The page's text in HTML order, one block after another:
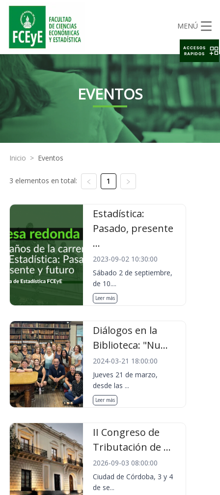
MENÚ
EVENTOS
Inicio > Eventos
3 elementos en total: 1
Estadística:
Pasado, presente
...
2023-09-02 10:30:00
Sábado 2 de septiembre,
de 10....
Leer más
Diálogos en la
Biblioteca: "Nu...
2024-03-21 18:00:00
Jueves 21 de marzo,
desde las ...
Leer más
II Congreso de
Tributación de ...
2026-09-03 08:00:00
Ciudad de Córdoba, 3 y 4
de se...
ACCESOS
RAPIDOS